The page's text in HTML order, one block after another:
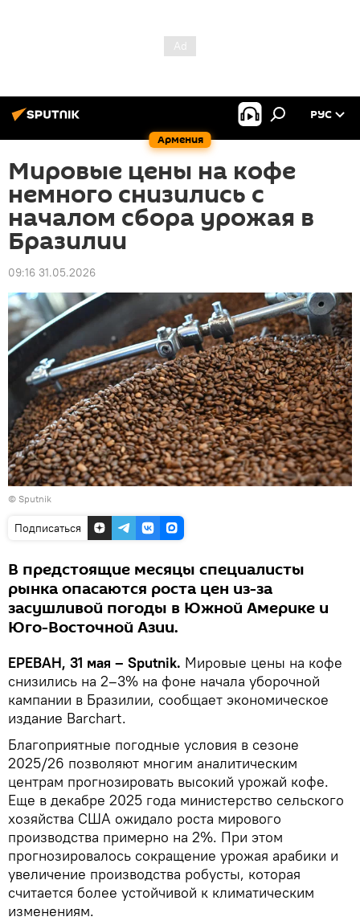
Армения
РУС
Мировые цены на кофе
немного снизились с
началом сбора урожая в
Бразилии
09:16 31.05.2026
© Sputnik
Подписаться
В предстоящие месяцы специалисты
рынка опасаются роста цен из-за
засушливой погоды в Южной Америке и
Юго-Восточной Азии.
ЕРЕВАН, 31 мая – Sputnik. Мировые цены на кофе
снизились на 2–3% на фоне начала уборочной
кампании в Бразилии, сообщает экономическое
издание Barchart.
Благоприятные погодные условия в сезоне
2025/26 позволяют многим аналитическим
центрам прогнозировать высокий урожай кофе.
Еще в декабре 2025 года министерство сельского
хозяйства США ожидало роста мирового
производства примерно на 2%. При этом
прогнозировалось сокращение урожая арабики и
увеличение производства робусты, которая
считается более устойчивой к климатическим
изменениям.